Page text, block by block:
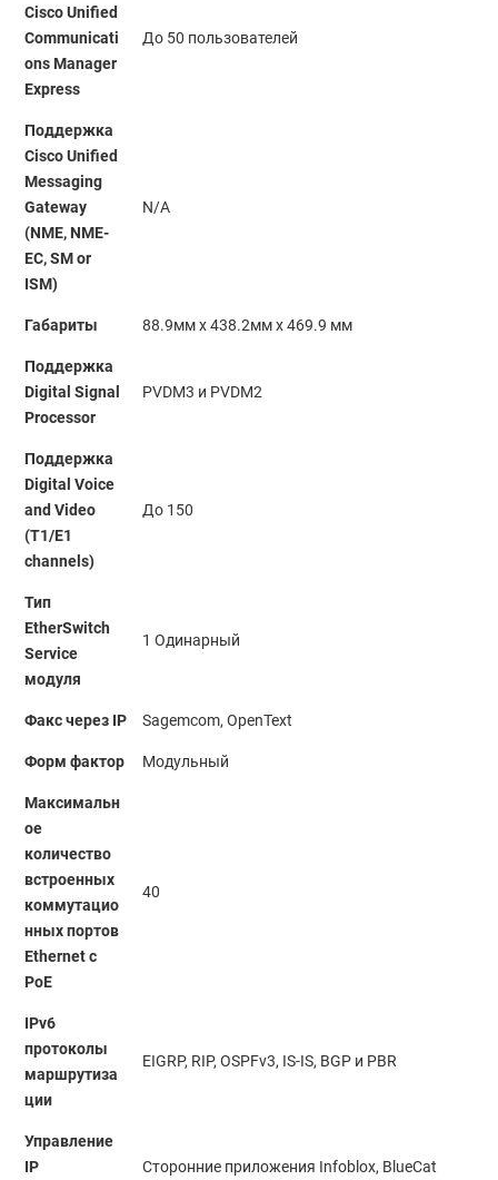
Cisco Unified
Communicati
ons Manager
Express
До 50 пользователей
Поддержка
Cisco Unified
Messaging
Gateway
(NME, NME-
EC, SM or
ISM)
N/A
Габариты 88.9мм x 438.2мм x 469.9 мм
Поддержка
Digital Signal
Processor
PVDM3 и PVDM2
Поддержка
Digital Voice
and Video
(T1/E1
channels)
До 150
Тип
EtherSwitch
Service
модуля
1 Одинарный
Факс через IP Sagemcom, OpenText
Форм фактор Модульный
Максимальн
ое
количество
встроенных
коммутацио
нных портов
Ethernet с
PoE
40
IPv6
протоколы
маршрутиза
ции
EIGRP, RIP, OSPFv3, IS-IS, BGP и PBR
Управление
IP
Сторонние приложения Infoblox, BlueCat